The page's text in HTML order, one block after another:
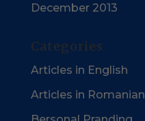
December 2013
Categories
Articles in English
Articles in Romanian